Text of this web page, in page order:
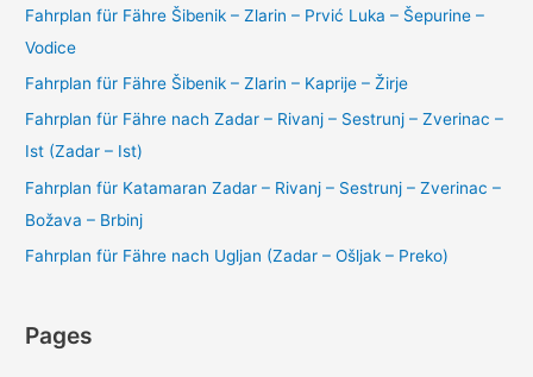
Fahrplan für Fähre Šibenik – Zlarin – Prvić Luka – Šepurine –
Vodice
Fahrplan für Fähre Šibenik – Zlarin – Kaprije – Žirje
Fahrplan für Fähre nach Zadar – Rivanj – Sestrunj – Zverinac –
Ist (Zadar – Ist)
Fahrplan für Katamaran Zadar – Rivanj – Sestrunj – Zverinac –
Božava – Brbinj
Fahrplan für Fähre nach Ugljan (Zadar – Ošljak – Preko)
Pages